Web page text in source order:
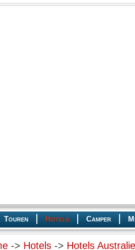
Touren Hotels Camper
-> Hotels -> Hotels